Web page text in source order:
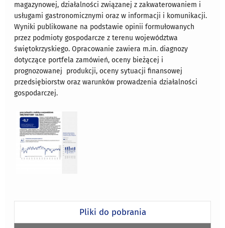
magazynowej, działalności związanej z zakwaterowaniem i
usługami gastronomicznymi oraz w informacji i komunikacji.
Wyniki publikowane na podstawie opinii formułowanych
przez podmioty gospodarcze z terenu województwa
świętokrzyskiego. Opracowanie zawiera m.in. diagnozy
dotyczące portfela zamówień, oceny bieżącej i
prognozowanej produkcji, oceny sytuacji finansowej
przedsiębiorstw oraz warunków prowadzenia działalności
gospodarczej.
Pliki do pobrania